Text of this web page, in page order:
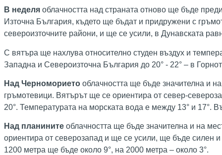
В неделя облачността над страната отново ще бъде
Източна България, където ще бъдат и придружени с
североизточните райони, и ще се усили, в Дунавската
С вятъра ще нахлува относително студен въздух и
Западна и Североизточна България до 20° - 22° – в
Над Черноморието облачността ще бъде значителна и
гръмотевици. Вятърът ще се ориентира от север-
20°. Температурата на морската вода е между 13° и 17°.
Над планините облачността ще бъде значителна и на
ориентира от северозапад и ще се усили, ще бъде силен
1200 метра ще бъде около 9°, на 2000 метра – около 3°.